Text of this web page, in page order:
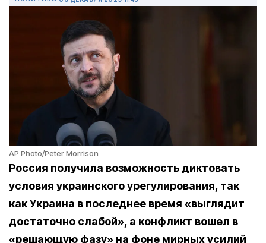
AP Photo/Peter Morrison
Россия получила возможность диктовать
условия украинского урегулирования, так
как Украина в последнее время «выглядит
достаточно слабой», а конфликт вошел в
«решающую фазу» на фоне мирных усилий